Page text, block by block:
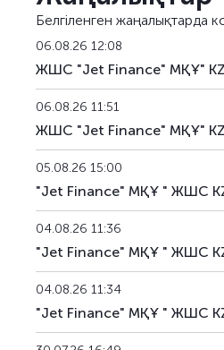
MFMOb34
MFMOb36
MFMOb37
MFMOb39
MFMOb40
Белгіленген жаңалықтарда
06.08.26 12:08
ЖШС "Jet Finance" МҚҰ"
06.08.26 11:51
ЖШС "Jet Finance" МҚҰ"
05.08.26 15:00
"Jet Finance" МҚҰ " ЖШС
04.08.26 11:36
"Jet Finance" МҚҰ " ЖШС
04.08.26 11:34
"Jet Finance" МҚҰ " ЖШС